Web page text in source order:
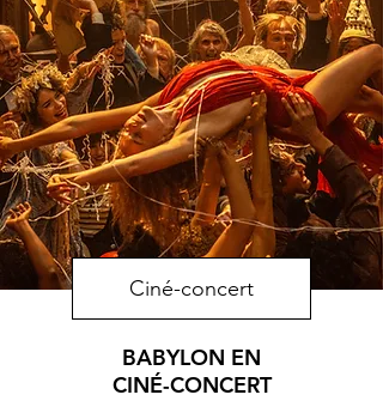
Ciné-concert
BABYLON EN
CINÉ-CONCERT